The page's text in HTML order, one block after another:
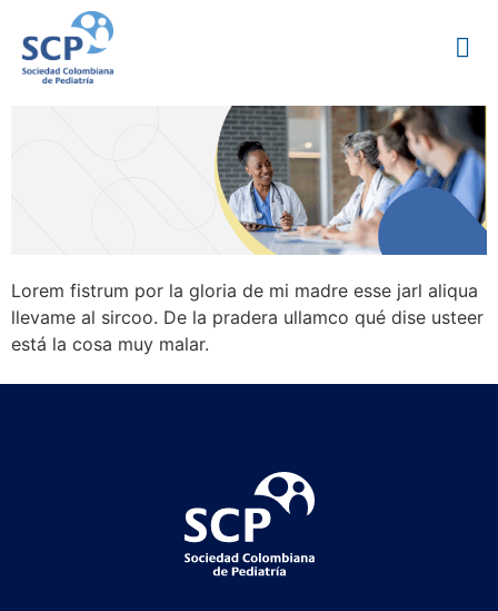
Lorem fistrum por la gloria de mi madre esse jarl aliqua
llevame al sircoo. De la pradera ullamco qué dise usteer
está la cosa muy malar.